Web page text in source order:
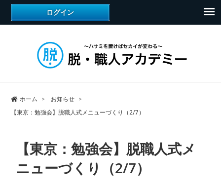
ホーム
お知らせ
【東京：勉強会】脱職人式メニューづくり（2/7）
【東京：勉強会】脱職人式メ
ニューづくり（2/7）